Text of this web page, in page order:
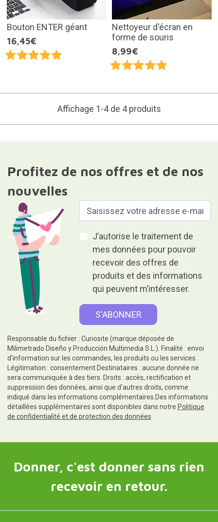
Bouton ENTER géant
16,45€
Nettoyeur d'écran en
forme de souris
8,99€
Affichage 1-4 de 4 produits
Profitez de nos offres et de nos
nouvelles
J’autorise le traitement de
mes données pour pouvoir
recevoir des offres de
produits et des informations
qui peuvent m’intéresser.
Responsable du fichier : Curiosite (marque déposée de
Milimetrado Diseño y Producción Multimedia S.L.). Finalité : envoi
d'information sur les commandes, les produits ou les services.
Légitimation : consentement.Destinataires : aucune donnée ne
sera communiquée à des tiers. Droits : accès, rectification et
suppression des données, ainsi que d'autres droits, comme
indiqué dans les informations complémentaires.Des informations
détaillées supplémentaires sont disponibles dans notre Politique
de confidentialité et de protection des données
Donner, c'est donner sans rien
recevoir en retour.